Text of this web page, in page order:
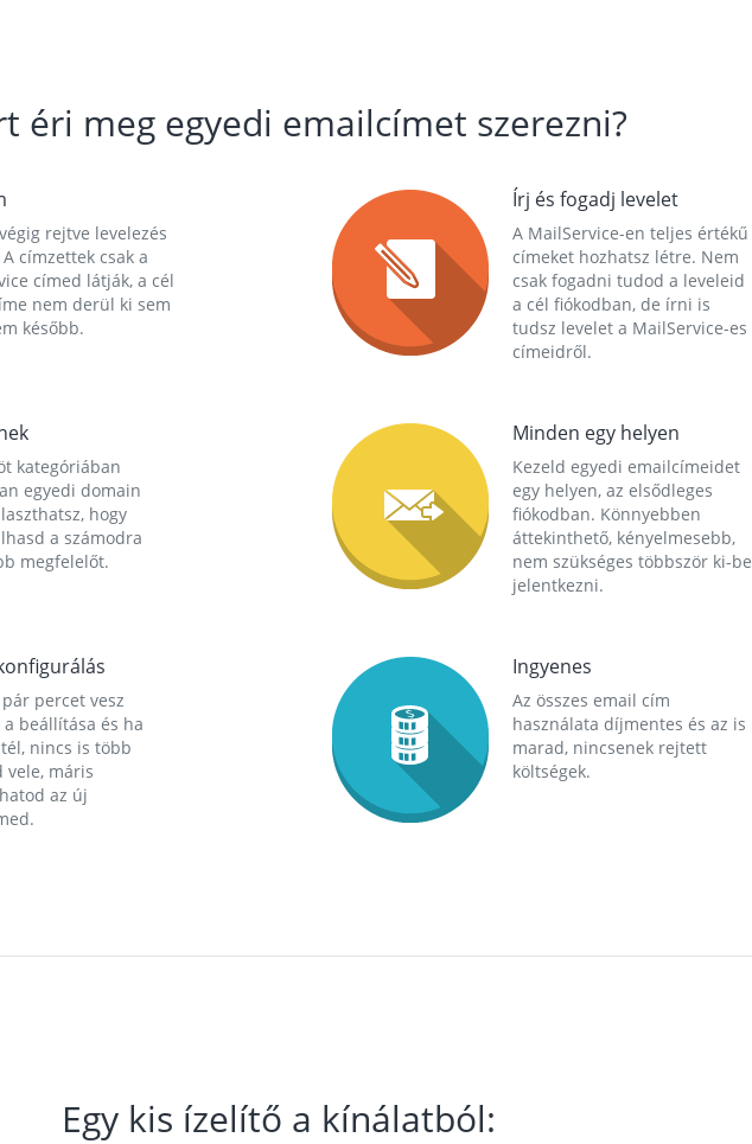
éri meg egyedi emailcímet szerezni?
rejtve levelezés
címzettek csak a
címed látják, a cél
nem derül ki sem
később.
Írj és fogadj levelet
A MailService-en teljes értékű
címeket hozhatsz létre. Nem
csak fogadni tudod a leveleid
a cél fiókodban, de írni is
tudsz levelet a MailService-es
címeidről.
kategóriában
egyedi domain
hogy
a számodra
megfelelőt.
Minden egy helyen
Kezeld egyedi emailcímeidet
egy helyen, az elsődleges
fiókodban. Könnyebben
áttekinthető, kényelmesebb,
nem szükséges többször ki-be
jelentkezni.
percet vesz
a beállítása és ha
nincs is több
vele, máris
az új
Ingyenes
Az összes email cím
használata díjmentes és az is
marad, nincsenek rejtett
költségek.
Egy kis ízelítő a kínálatból: